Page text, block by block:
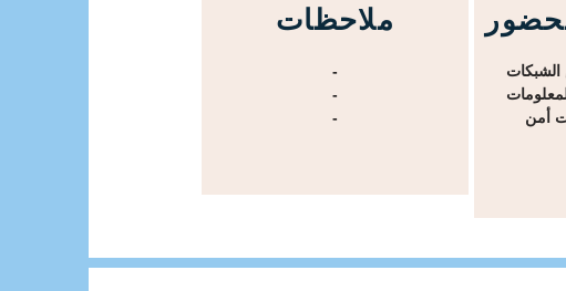
ملاحظات
-
-
-
الشبكات
أمن